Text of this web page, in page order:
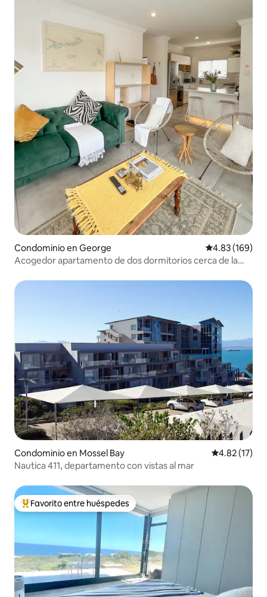
Condominio en George Calificación
4.83 (169)
Acogedor apartamento de dos dormitorios cerca de la
Condominio en Mossel Bay Calificación
4.82 (17)
Nautica 411, departamento con vistas al mar
De los mejores en Favorito entre huéspedes
Favorito entre huéspedes